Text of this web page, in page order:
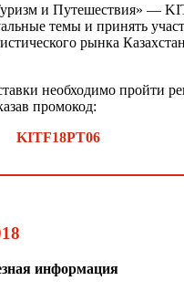
и Путешествия» ―
темы и принять
рынка
необходимо пройти
промокод:
KITF18PT06
информация